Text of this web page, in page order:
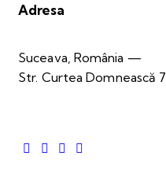
Adresa
Suceava, România —
Str. Curtea Domnească 7